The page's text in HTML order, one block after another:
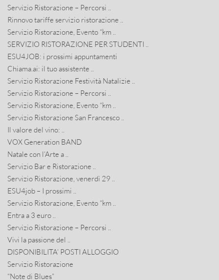
Servizio Ristorazione – Percorsi ..
Rinnovo tariffe servizio ristorazione ..
Servizio Ristorazione, Evento “km ..
SERVIZIO RISTORAZIONE PER STUDENTI ..
ESU4JOB: i prossimi appuntamenti
Chiama.ai: il tuo assistente ..
Servizio Ristorazione Festività Natalizie ..
Servizio Ristorazione – Percorsi ..
Servizio Ristorazione, Evento “km ..
Servizio Ristorazione San Francesco ..
Il valore del vino: ..
VOX Generation BAND
Natale con l’Arte a ..
Servizio Bar e Ristorazione ..
Servizio Ristorazione, venerdì 29 ..
ESU4job – I prossimi ..
Servizio Ristorazione, Evento “km ..
Entra a 3 euro ..
Servizio Ristorazione – Percorsi ..
Vivi la passione del ..
DISPONIBILITA’ POSTI ALLOGGIO
Servizio Ristorazione
“Note di Blues”